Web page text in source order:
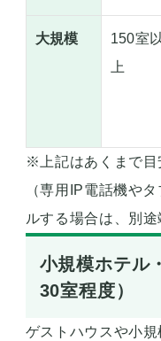
大規模
150室以
上
※上記はあくまで目
（専用IP電話機や
ルする場合は、別途
小規模ホテル
30室程度）
ゲストハウスや小